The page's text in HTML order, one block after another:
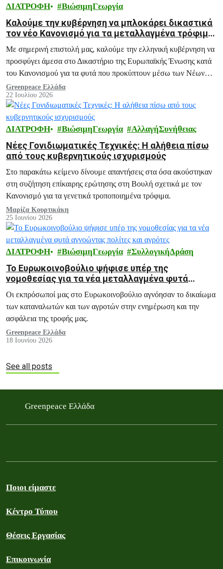
ΔΙΑΤΡΟΦΗ ΒιώσιμηΓεωργία
Καλούμε την κυβέρνηση να μπλοκάρει δικαστικά
τον νέο Κανονισμό για τα μεταλλαγμένα τρόφιμα
έως τις 26 Αυγούστου
Με σημερινή επιστολή μας, καλούμε την ελληνική κυβέρνηση να
προσφύγει άμεσα στο Δικαστήριο της Ευρωπαϊκής Ένωσης κατά
του Κανονισμού για τα φυτά που προκύπτουν μέσω των Νέων
Γονιδιωματικών Τεχνικών.
Greenpeace Ελλάδα
22 Ιουλίου 2026
ΔΙΑΤΡΟΦΗ ΒιώσιμηΓεωργία ΑλλαγήΣυνήθειας
Νέες Γονιδιωματικές Τεχνικές: Η αλήθεια πίσω
από τους κυβερνητικούς ισχυρισμούς
Στο παρακάτω κείμενο δίνουμε απαντήσεις στα όσα ακούστηκαν
στη συζήτηση επίκαιρης ερώτησης στη Βουλή σχετικά με τον
Κανονισμό για τα γενετικά τροποποιημένα τρόφιμα.
Μαρίζα Κουρτικάκη
25 Ιουνίου 2026
ΔΙΑΤΡΟΦΗ ΒιώσιμηΓεωργία ΣυλλογικήΔράση
Το Ευρωκοινοβούλιο ψήφισε υπέρ της
νομοθεσίας για τα νέα μεταλλαγμένα φυτά
αγνοώντας πολίτες και αγρότες
Οι εκπρόσωποί μας στο Ευρωκοινοβούλιο αγνόησαν το δικαίωμα
των καταναλωτών και των αγροτών στην ενημέρωση και την
ασφάλεια της τροφής μας.
Greenpeace Ελλάδα
18 Ιουνίου 2026
See all posts
Greenpeace Ελλάδα
Ποιοι είμαστε
Κέντρο Τύπου
Θέσεις Εργασίας
Επικοινωνία